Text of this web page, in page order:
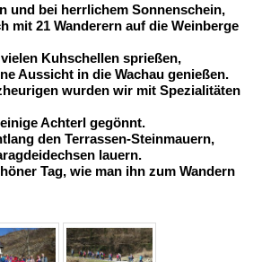
und bei herrlichem Sonnenschein,
mit 21 Wanderern auf die Weinberge
Kuhschellen sprießen,
Aussicht in die Wachau genießen.
wurden wir mit Spezialitäten
Achterl gegönnt.
den Terrassen-Steinmauern,
lauern.
Tag, wie man ihn zum Wandern